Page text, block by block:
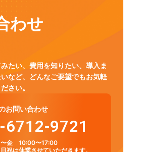
わせ
たい、費用を知りたい、導入ま
など、
どんなご要望でもお気軽
さい。
お問い合わせ
6712-9721
〜金 10:00〜17:00
祝は休業させていただきます。